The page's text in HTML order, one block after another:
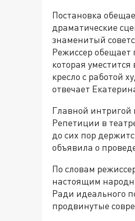
Постановка
драматические
знаменитый
Режиссер обещает
которая
кресло с работой
отвечает
Главной интригой
Репетиции в
до сих пор
объявила о
По словам
настоящим
Ради идеального
продвинутые